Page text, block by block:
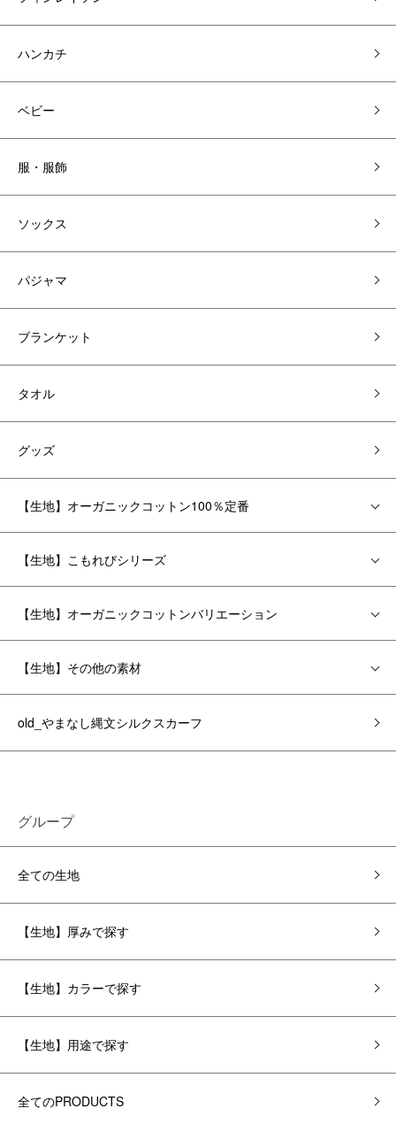
ハンカチ
ベビー
服・服飾
ソックス
パジャマ
ブランケット
タオル
グッズ
【生地】オーガニックコットン100％定番
【生地】こもれびシリーズ
【生地】オーガニックコットンバリエーション
【生地】その他の素材
old_やまなし縄文シルクスカーフ
グループ
全ての生地
【生地】厚みで探す
【生地】カラーで探す
【生地】用途で探す
全てのPRODUCTS